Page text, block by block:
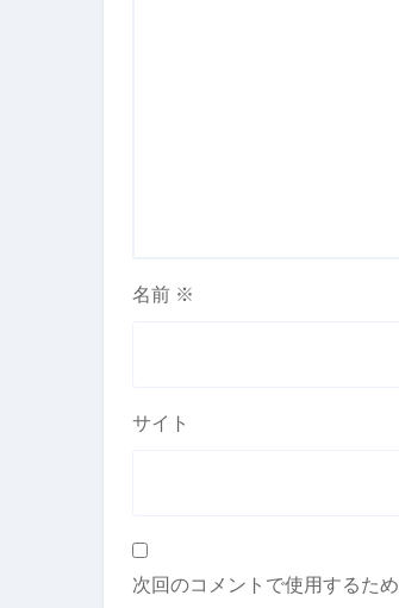
名前 ※
サイト
次回のコメントで使用するた